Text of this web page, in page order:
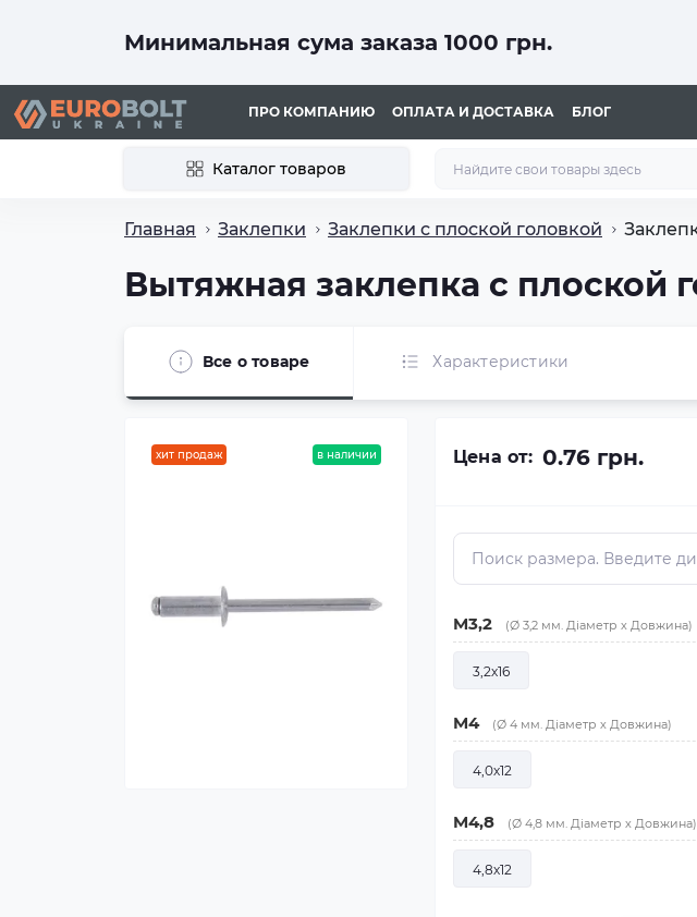
Минимальная сума заказа 1000 грн.
ПРО КОМПАНИЮ ОПЛАТА И ДОСТАВКА БЛОГ
Каталог товаров
Главная Заклепки Заклепки с плоской головкой
Вытяжная заклепка с плоской
Все о товаре Характеристики
хит продаж в наличии Цена от: 0.76 грн.
M3,2 (Ø 3,2 мм. Діаметр х Довжина)
3,2х16
M4 (Ø 4 мм. Діаметр х Довжина)
4,0х12
M4,8 (Ø 4,8 мм. Діаметр х Довжина)
4,8х12